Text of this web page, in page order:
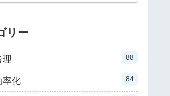
選べる
リー
理 88
率化 84